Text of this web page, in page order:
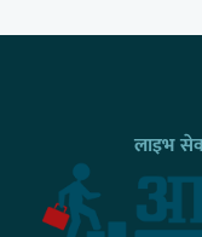
लाइभ